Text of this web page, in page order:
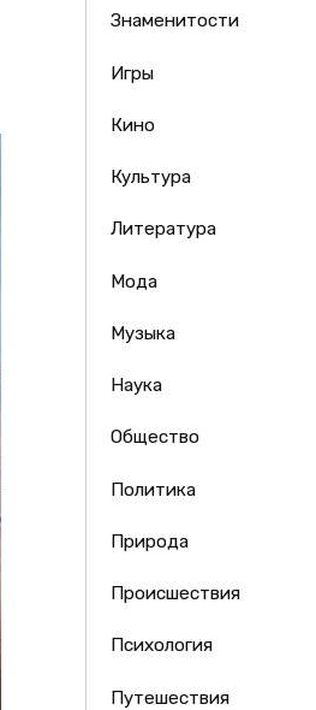
Знаменитости
Игры
Кино
Культура
Литература
Мода
Музыка
Наука
Общество
Политика
Природа
Происшествия
Психология
Путешествия